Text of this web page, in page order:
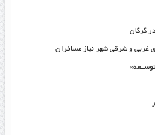
گرگان
غربی و شرقی شهر نیاز مسافران